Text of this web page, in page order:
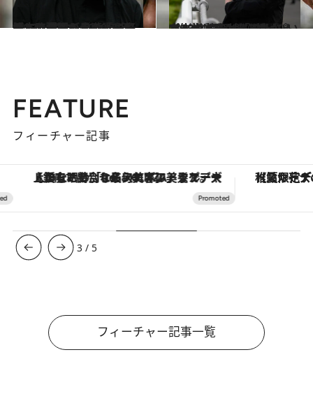
2023.11.28
【#3を読む】1969年冬。松本隆が語る大瀧詠一に託した歌詞のこと「永島慎二の漫画が畳の上に転がってたんだ」
カルチャー 2023.7.16
【#2を読む】「アルバム3枚分くらいが、はっぴいえんどはちょうどよかった」松本隆と巡る青山、六本木…“聖地”巡礼
カルチャー
FEATURE
フィーチャー記事
【銀座で出合う最旬美容】美髪ケアや上質な眠り…セルフケアのアップデートから、特別な名入れギフトまで。大人のための「ReFa GINZA」クルーズ 【夏限定ディナーコース】旬を
3 / 5
フィーチャー記事一覧